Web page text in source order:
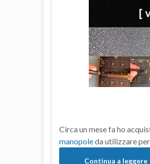
Circa un mese fa ho
manopoleda utilizzare
Continua a leggere